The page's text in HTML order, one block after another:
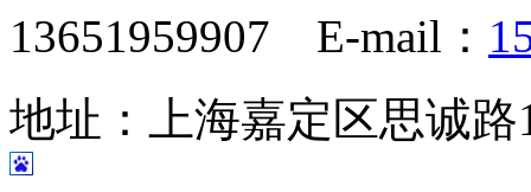
13651959907 E-mail：
地址：上海嘉定区思诚